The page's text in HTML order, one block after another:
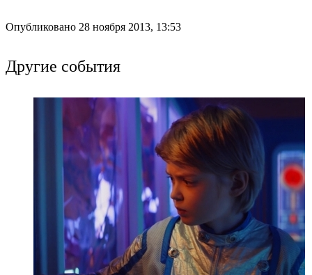
Опубликовано 28 ноября 2013, 13:53
Другие события